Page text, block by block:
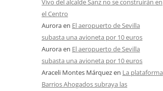
Vivo del alcalde Sanz no se construirán en
el Centro
Auroraen El aeropuerto de Sevilla
subasta una avioneta por 10 euros
Auroraen El aeropuerto de Sevilla
subasta una avioneta por 10 euros
Araceli Montes Márquezen La plataforma
Barrios Ahogados subraya las